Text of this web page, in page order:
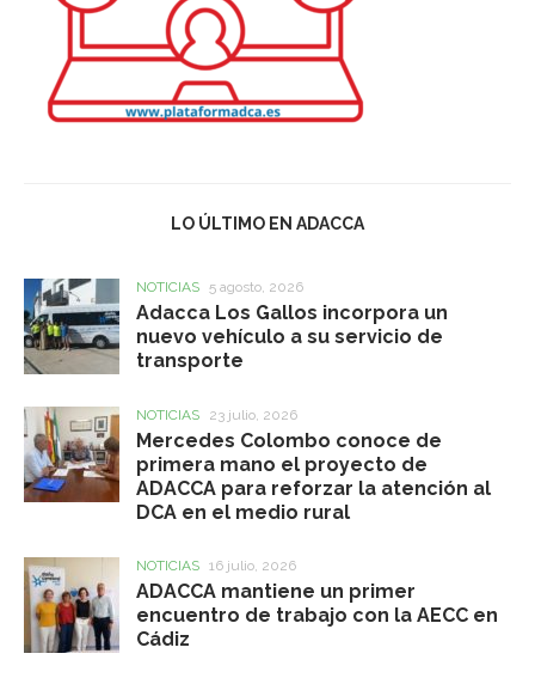
LO ÚLTIMO EN ADACCA
NOTICIAS 5 agosto, 2026
Adacca Los Gallos incorpora un
nuevo vehículo a su servicio de
transporte
NOTICIAS 23 julio, 2026
Mercedes Colombo conoce de
primera mano el proyecto de
ADACCA para reforzar la atención al
DCA en el medio rural
NOTICIAS 16 julio, 2026
ADACCA mantiene un primer
encuentro de trabajo con la AECC en
Cádiz